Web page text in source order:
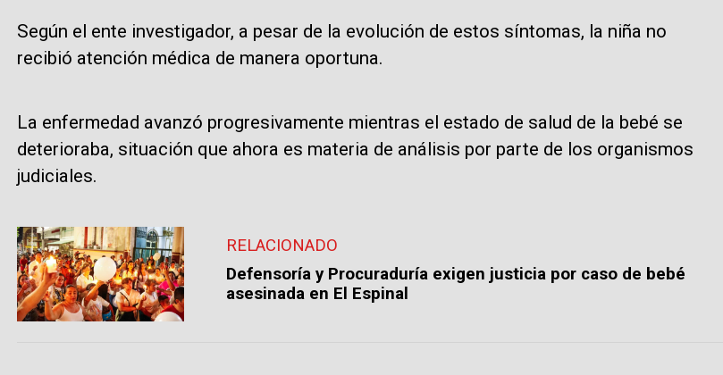
Según el ente investigador, a pesar de la evolución de estos síntomas, la niña no
recibió atención médica de manera oportuna.
La enfermedad avanzó progresivamente mientras el estado de salud de la bebé se
deterioraba, situación que ahora es materia de análisis por parte de los organismos
judiciales.
RELACIONADO
Defensoría y Procuraduría exigen justicia por caso de bebé
asesinada en El Espinal